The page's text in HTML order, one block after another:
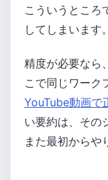
こういうところ
してしまいます。
精度が必要なら
こで同じワーク
YouTube動画で
い要約は、その
また最初からや